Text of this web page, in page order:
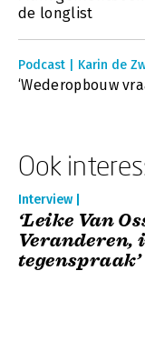
de longlist
Podcast | Karin de
‘Wederopbouw
Ook
Interview |
‘Leike Van
Veranderen,
tegenspraak’